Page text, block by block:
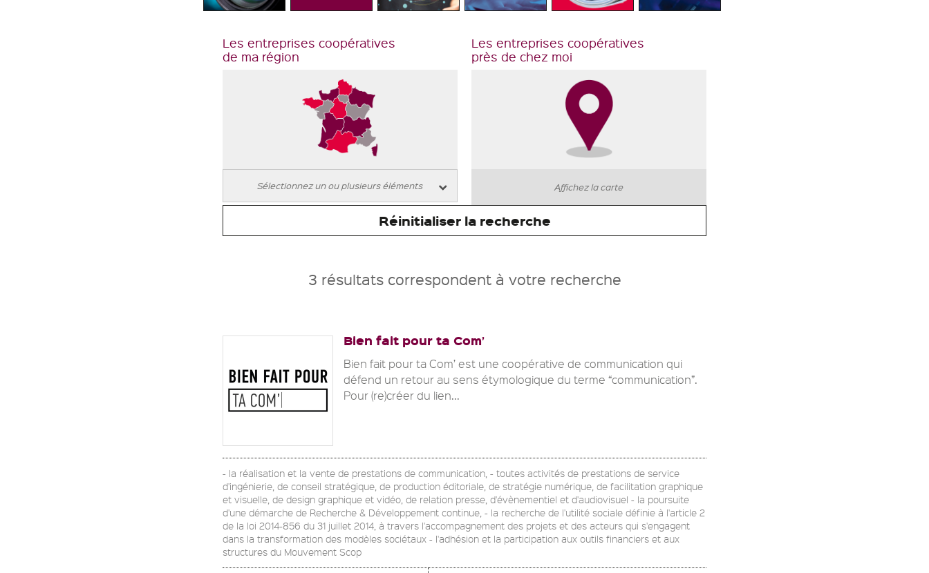
Les entreprises coopératives
de ma région
Les entreprises coopératives
près de chez moi
Affichez la carte
Réinitialiser la recherche
3 résultats correspondent à votre recherche
Bien fait pour ta Com’
Bien fait pour ta Com’ est une coopérative de communication qui
défend un retour au sens étymologique du terme “communication”.
Pour (re)créer du lien...
- la réalisation et la vente de prestations de communication, - toutes activités de prestations de service
d'ingénierie, de conseil stratégique, de production éditoriale, de stratégie numérique, de facilitation graphique
et visuelle, de design graphique et vidéo, de relation presse, d'évènementiel et d'audiovisuel - la poursuite
d'une démarche de Recherche & Développement continue, - la recherche de l'utilité sociale définie à l'article 2
de la loi 2014-856 du 31 juillet 2014, à travers l'accompagnement des projets et des acteurs qui s'engagent
dans la transformation des modèles sociétaux - l'adhésion et la participation aux outils financiers et aux
structures du Mouvement Scop